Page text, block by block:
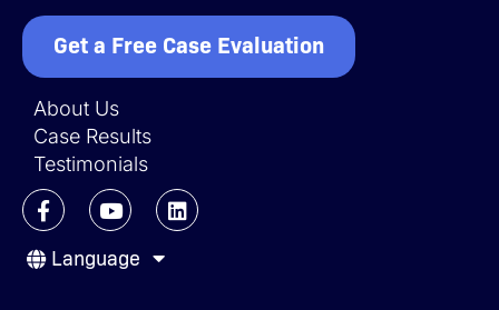
Get a Free Case Evaluation
About Us
Case Results
Testimonials
F
a
e
Y
o
t
L
i
Language